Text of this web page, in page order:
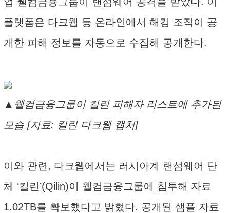
플랫폼은 다크웹 등 온라인에서 해킹 조직이 공
개한 피해 정보를 자동으로 수집해 공개한다.
▲웰컴금융그룹이 킬린 피해자 리스트에 추가된
모습 [자료: 킬린 다크웹 캡처]
이와 관련, 다크웹에서는 러시아계 랜섬웨어 단
체 ‘킬린’(Qilin)이 웰컴금융그룹에 침투해 자료
1.02TB를 확보했다고 밝혔다. 공개된 샘플 자료